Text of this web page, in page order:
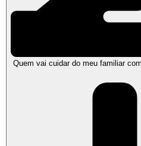
Quem vai cuidar do meu familiar